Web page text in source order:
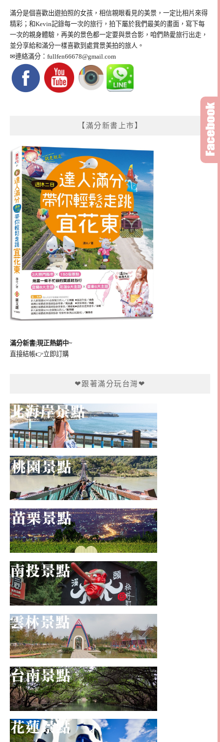
滿分是個喜歡出遊拍照的女孩，相信親眼看見的美景，一定比相片來得
精彩；和Kevin記錄每一次的旅行，拍下屬於我們最美的畫面，寫下每
一次的親身體驗，再美的景色都一定要與景合影，咱們熱愛旅行出走，
並分享給和滿分一樣喜歡到處賞景美拍的旅人。
✉連絡滿分： fullfen66678@gmail.com
【滿分新書上市】
滿分新書|現正熱銷中~
直接結帳👉立即訂購
❤跟著滿分玩台灣❤